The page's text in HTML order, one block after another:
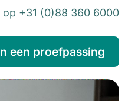
op +31 (0)88 360 6000
een proefpassing